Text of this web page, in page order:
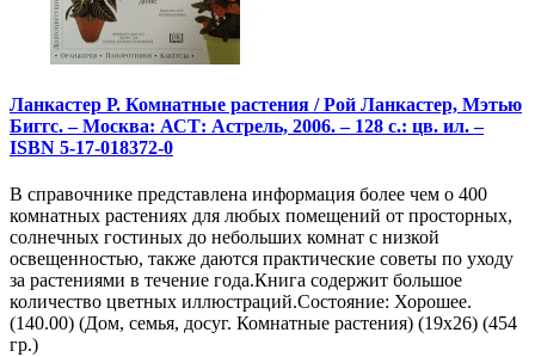
Ланкастер Р. Комнатные растения / Рой Ланкастер, Мэтью
Биггс. – Москва: АСТ: Астрель, 2006. – 128 с.: цв. ил. –
ISBN 5-17-018372-0
В справочнике представлена информация более чем о 400
комнатных растениях для любых помещений от просторных,
солнечных гостиных до небольших комнат с низкой
освещенностью, также даются практические советы по уходу
за растениями в течение года.Книга содержит большое
количество цветных иллюстраций.Состояние: Хорошее.
(140.00) (Дом, семья, досуг. Комнатные растения) (19х26) (454
гр.)